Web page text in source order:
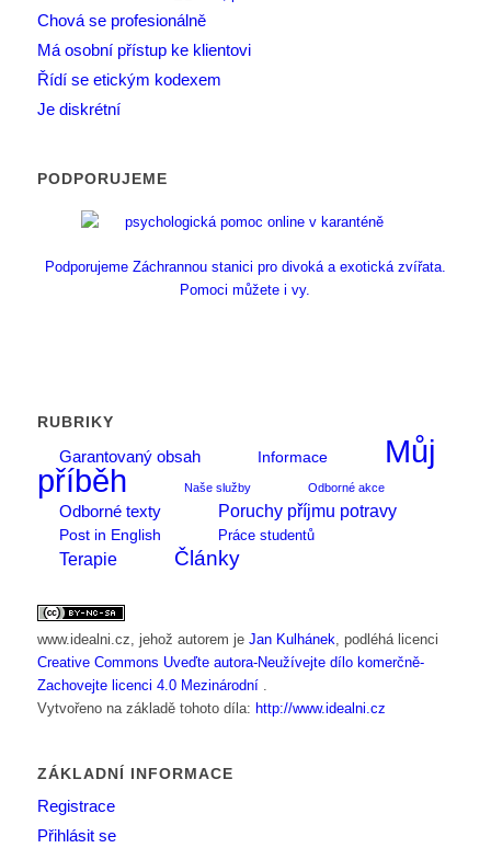
Chová se profesionálně
Má osobní přístup ke klientovi
Řídí se etickým kodexem
Je diskrétní
PODPORUJEME
Podporujeme Záchrannou stanici pro divoká a exotická zvířata.
Pomoci můžete i vy.
RUBRIKY
Garantovaný obsah
Informace
Můj
příběh
Naše služby Odborné akce
Odborné texty Poruchy příjmu potravy
Post in English Práce studentů
Terapie Články
www.idealni.cz , jehož autorem je Jan Kulhánek , podléhá licenci
Creative Commons Uveďte autora-Neužívejte dílo komerčně-
Zachovejte licenci 4.0 Mezinárodní
Vytvořeno na základě tohoto díla: http://www.idealni.cz
ZÁKLADNÍ INFORMACE
Registrace
Přihlásit se